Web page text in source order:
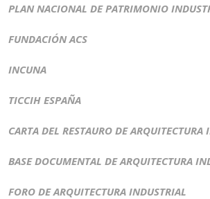
PLAN NACIONAL DE PATRIMONIO
FUNDACIÓN ACS
INCUNA
TICCIH ESPAÑA
CARTA DEL RESTAURO DE ARQUITECTURA
BASE DOCUMENTAL DE ARQUITECTURA
FORO DE ARQUITECTURA INDUSTRIAL